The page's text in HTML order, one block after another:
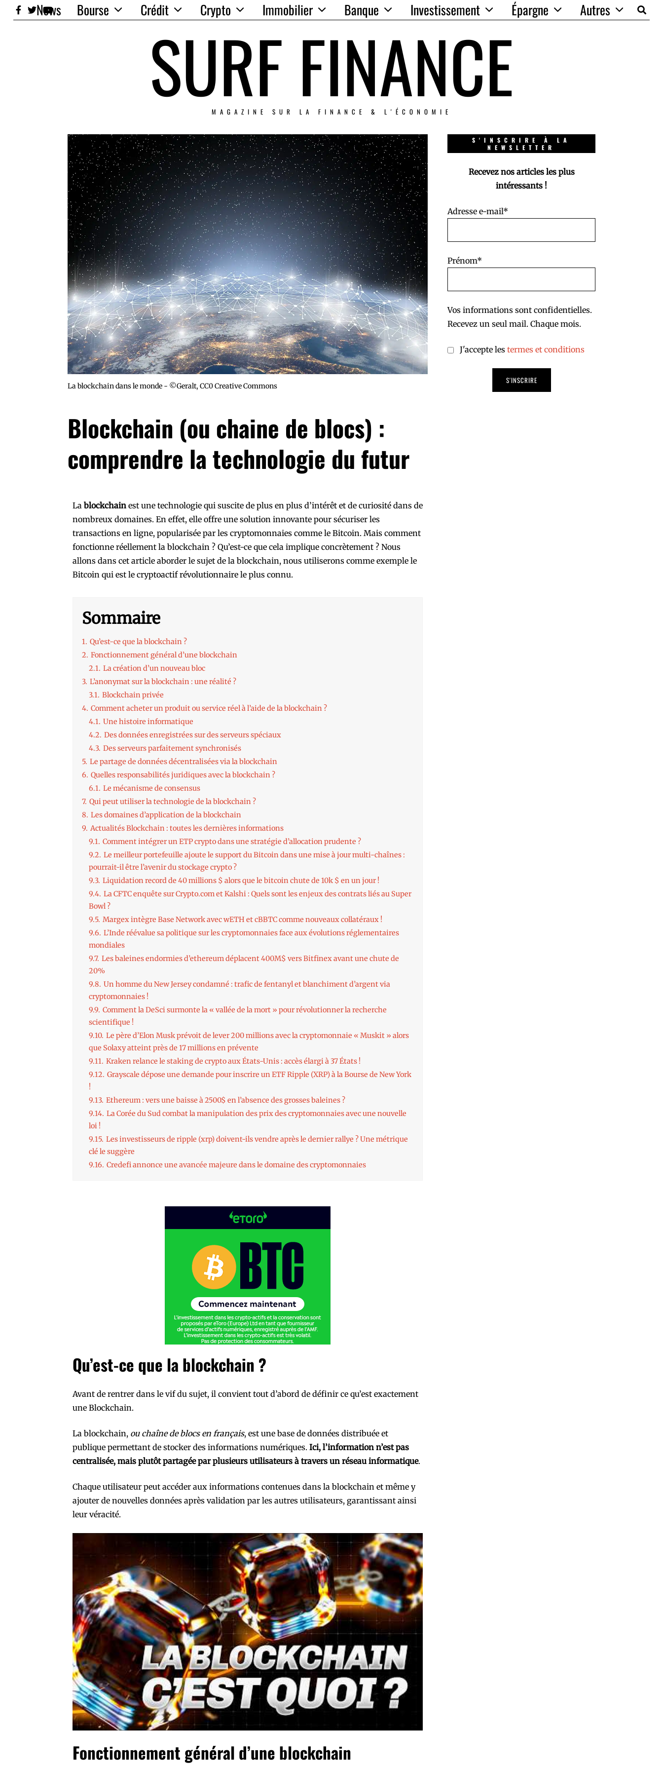
News Bourse Crédit Crypto Immobilier Banque Investissement Épargne Autres
SURF FINANCE
MAGAZINE SUR LA FINANCE & L'ÉCONOMIE
La blockchain dans le monde - ©Geralt, CC0 Creative Commons
Blockchain (ou chaine de blocs) :
comprendre la technologie du futur
La blockchain est une technologie qui suscite de plus en plus d’intérêt et de curiosité dans de
nombreux domaines. En effet, elle offre une solution innovante pour sécuriser les
transactions en ligne, popularisée par les cryptomonnaies comme le Bitcoin. Mais comment
fonctionne réellement la blockchain ? Qu’est-ce que cela implique concrètement ? Nous
allons dans cet article aborder le sujet de la blockchain, nous utiliserons comme exemple le
Bitcoin qui est le cryptoactif révolutionnaire le plus connu.
Sommaire
1. Qu’est-ce que la blockchain ?
2. Fonctionnement général d’une blockchain
2.1. La création d’un nouveau bloc
3. L’anonymat sur la blockchain : une réalité ?
3.1. Blockchain privée
4. Comment acheter un produit ou service réel à l’aide de la blockchain ?
4.1. Une histoire informatique
4.2. Des données enregistrées sur des serveurs spéciaux
4.3. Des serveurs parfaitement synchronisés
5. Le partage de données décentralisées via la blockchain
6. Quelles responsabilités juridiques avec la blockchain ?
6.1. Le mécanisme de consensus
7. Qui peut utiliser la technologie de la blockchain ?
8. Les domaines d’application de la blockchain
9. Actualités Blockchain : toutes les dernières informations
9.1. Comment intégrer un ETP crypto dans une stratégie d’allocation prudente ?
9.2. Le meilleur portefeuille ajoute le support du Bitcoin dans une mise à jour multi-chaînes :
pourrait-il être l’avenir du stockage crypto ?
9.3. Liquidation record de 40 millions $ alors que le bitcoin chute de 10k $ en un jour !
9.4. La CFTC enquête sur Crypto.com et Kalshi : Quels sont les enjeux des contrats liés au Super
Bowl ?
9.5. Margex intègre Base Network avec wETH et cBBTC comme nouveaux collatéraux !
9.6. L’Inde réévalue sa politique sur les cryptomonnaies face aux évolutions réglementaires
mondiales
9.7. Les baleines endormies d’ethereum déplacent 400M$ vers Bitfinex avant une chute de
20%
9.8. Un homme du New Jersey condamné : trafic de fentanyl et blanchiment d’argent via
cryptomonnaies !
9.9. Comment la DeSci surmonte la « vallée de la mort » pour révolutionner la recherche
scientifique !
9.10. Le père d’Elon Musk prévoit de lever 200 millions avec la cryptomonnaie « Muskit » alors
que Solaxy atteint près de 17 millions en prévente
9.11. Kraken relance le staking de crypto aux États-Unis : accès élargi à 37 États !
9.12. Grayscale dépose une demande pour inscrire un ETF Ripple (XRP) à la Bourse de New York
!
9.13. Ethereum : vers une baisse à 2500$ en l’absence des grosses baleines ?
9.14. La Corée du Sud combat la manipulation des prix des cryptomonnaies avec une nouvelle
loi !
9.15. Les investisseurs de ripple (xrp) doivent-ils vendre après le dernier rallye ? Une métrique
clé le suggère
9.16. Credefi annonce une avancée majeure dans le domaine des cryptomonnaies
Qu’est-ce que la blockchain ?
Avant de rentrer dans le vif du sujet, il convient tout d’abord de définir ce qu’est exactement
une Blockchain.
La blockchain, ou chaîne de blocs en français, est une base de données distribuée et
publique permettant de stocker des informations numériques. Ici, l’information n’est pas
centralisée, mais plutôt partagée par plusieurs utilisateurs à travers un réseau informatique.
Chaque utilisateur peut accéder aux informations contenues dans la blockchain et même y
ajouter de nouvelles données après validation par les autres utilisateurs, garantissant ainsi
leur véracité.
Fonctionnement général d’une blockchain
S'INSCRIRE À LA
NEWSLETTER
Recevez nos articles les plus
intéressants !
Adresse e-mail*
Prénom*
Vos informations sont confidentielles.
Recevez un seul mail. Chaque mois.
J'accepte les termes et conditions